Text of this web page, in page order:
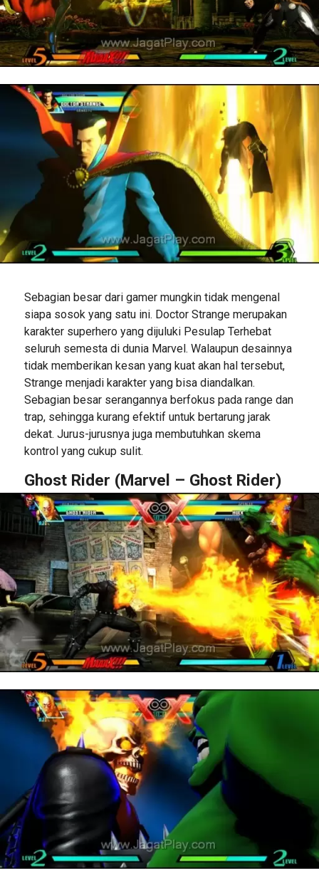
Sebagian besar dari gamer mungkin tidak mengenal
siapa sosok yang satu ini. Doctor Strange merupakan
karakter superhero yang dijuluki Pesulap Terhebat
seluruh semesta di dunia Marvel. Walaupun desainnya
tidak memberikan kesan yang kuat akan hal tersebut,
Strange menjadi karakter yang bisa diandalkan.
Sebagian besar serangannya berfokus pada range dan
trap, sehingga kurang efektif untuk bertarung jarak
dekat. Jurus-jurusnya juga membutuhkan skema
kontrol yang cukup sulit.
Ghost Rider (Marvel – Ghost Rider)